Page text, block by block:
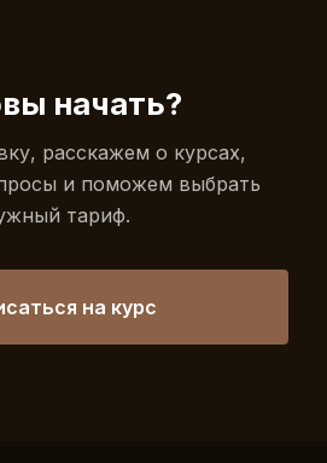
начать?
расскажем о курсах,
и поможем выбрать
тариф.
на курс